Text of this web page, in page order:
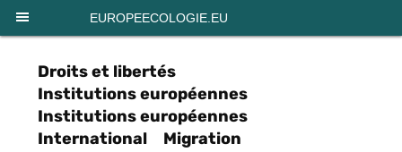
EUROPEECOLOGIE.EU
Droits et libertés
Institutions européennes
Institutions européennes
International
Migration